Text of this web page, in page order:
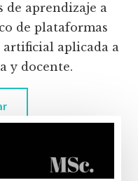
de aprendizaje a
de plataformas
aplicada a
y docente.